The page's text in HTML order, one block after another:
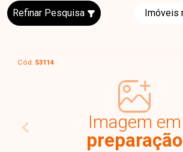
Refinar Pesquisa
Cód. 53114
Imagem em
preparação